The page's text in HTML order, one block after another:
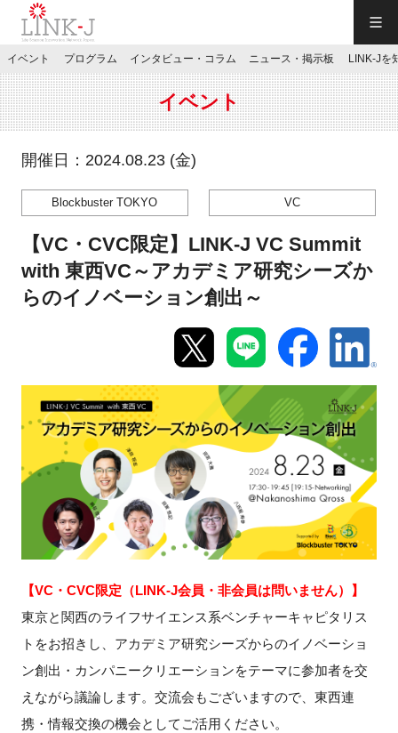
JP／EN
特別会員専用メニュー
施設ご予約
新規登録
イベント
プログラム
ニュース・掲示板
LINK-Jを知る
特別会員
イベント プログラム インタビュー・コラム ニュース・掲示板 LINK-Jを
イベント
開催日：2024.08.23 (金)
Blockbuster TOKYO VC
【VC・CVC限定】LINK-J VC Summit
with 東西VC～アカデミア研究シーズか
らのイノベーション創出～
【VC・CVC限定（LINK-J会員・非会員は問いません）】
東京と関西のライフサイエンス系ベンチャーキャピタリス
トをお招きし、アカデミア研究シーズからのイノベーショ
ン創出・カンパニークリエーションをテーマに参加者を交
えながら議論します。交流会もございますので、東西連
携・情報交換の機会としてご活用ください。